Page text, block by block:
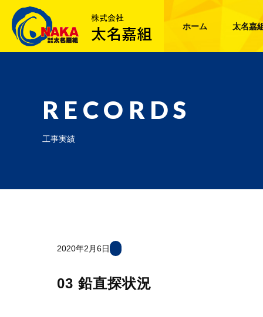
ホーム 太名嘉
RECORDS
工事実績
2020年2月6日
03 鉛直探状況